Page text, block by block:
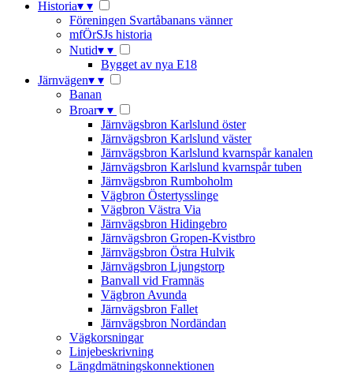
Historia▾ ▾
Föreningen Svartåbanans vänner
mfÖrSJs historia
Nutid▾ ▾
Bygget av nya E18
Järnvägen▾ ▾
Banan
Broar▾ ▾
Järnvägsbron Karlslund öster
Järnvägsbron Karlslund väster
Järnvägsbron Karlslund kvarnspår kanalen
Järnvägsbron Karlslund kvarnspår tuben
Järnvägsbron Rumboholm
Vägbron Östertysslinge
Vägbron Västra Via
Järnvägsbron Hidingebro
Järnvägsbron Gropen-Kvistbro
Järnvägsbron Östra Hulvik
Järnvägsbron Ljungstorp
Banvall vid Framnäs
Vägbron Avunda
Järnvägsbron Fallet
Järnvägsbron Nordändan
Vägkorsningar
Linjebeskrivning
Längdmätningskonnektionen